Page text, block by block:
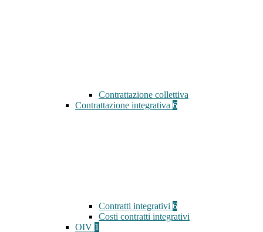
Contrattazione collettiva
Contrattazione integrativa 6
Contratti integrativi 6
Costi contratti integrativi
OIV 1